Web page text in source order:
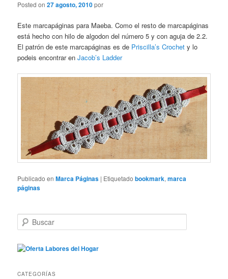
Posted on27 agosto, 2010por
Este marcapáginas para Maeba. Como el resto de marcapáginas
está hecho con hilo de algodon del número 5 y con aguja de 2.2.
El patrón de este marcapáginas es de Priscilla’s Crochet y lo
podeis encontrar enJacob’s Ladder
Publicado en Marca Páginas | Etiquetado bookmark,marca
páginas
u
c
CATEGORÍAS